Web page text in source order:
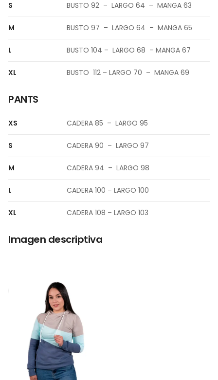
S BUSTO 92 – LARGO 64 – MANGA 63
M BUSTO 97 – LARGO 64 – MANGA 65
L BUSTO 104 – LARGO 68 – MANGA 67
XL BUSTO 112 – LARGO 70 – MANGA 69
PANTS
XS CADERA 85 – LARGO 95
S CADERA 90 – LARGO 97
M CADERA 94 – LARGO 98
L CADERA 100 – LARGO 100
XL CADERA 108 – LARGO 103
Imagen descriptiva